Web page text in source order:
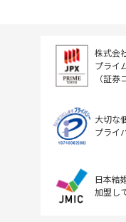
株式会
プライ
（証券
大切な
プライ
日本結
加盟し